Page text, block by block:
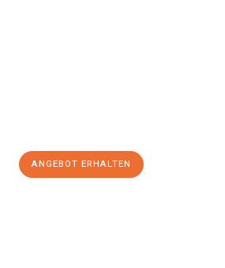
ANGEBOT ERHALTEN